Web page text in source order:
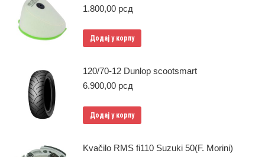
1.800,00 рсд
Додај у корпу
120/70-12 Dunlop scootsmart
6.900,00 рсд
Додај у корпу
Kvačilo RMS fi110 Suzuki 50(F. Morini)